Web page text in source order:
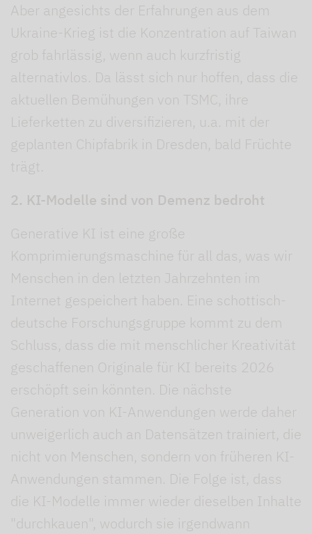
Aber angesichts der Erfahrungen aus dem
Ukraine-Krieg ist die Konzentration auf Taiwan
grob fahrlässig, wenn auch kurzfristig
alternativlos. Da lässt sich nur hoffen, dass die
aktuellen Bemühungen von TSMC, ihre
Lieferketten zu diversifizieren, u.a. mit der
geplanten Chipfabrik in Dresden, bald Früchte
trägt.
2. KI-Modelle sind von Demenz bedroht
Generative KI ist eine große
Komprimierungsmaschine für all das, was wir
Menschen in den letzten Jahrzehnten im
Internet gespeichert haben. Eine schottisch-
deutsche Forschungsgruppe kommt zu dem
Schluss, dass die mit menschlicher Kreativität
geschaffenen Originale für KI bereits 2026
erschöpft sein könnten. Die nächste
Generation von KI-Anwendungen werde daher
unweigerlich auch an Datensätzen trainiert, die
nicht von Menschen, sondern von früheren KI-
Anwendungen stammen. Die Folge ist, dass
die KI-Modelle immer wieder dieselben Inhalte
"durchkauen", wodurch sie irgendwann